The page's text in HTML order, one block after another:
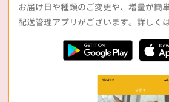
お届け日や種類のご変更や、増量が簡
配送管理アプリがございます。詳しく